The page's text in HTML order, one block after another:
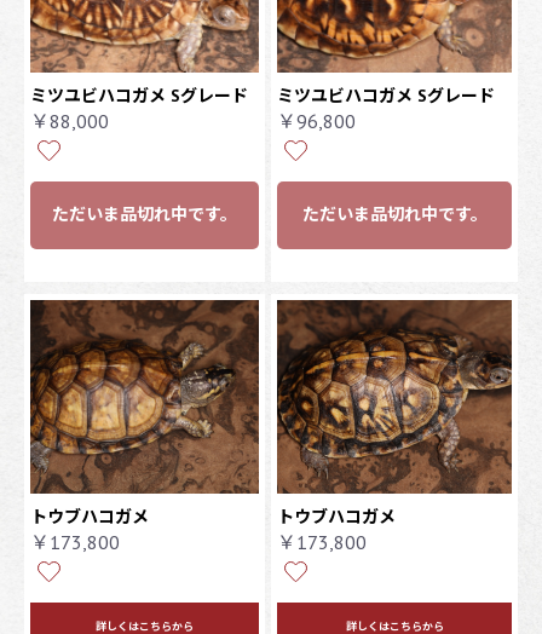
ミツユビハコガメ Sグレード
￥88,000
ただいま品切れ中です。
ミツユビハコガメ Sグレード
￥96,800
ただいま品切れ中です。
トウブハコガメ
￥173,800
詳しくはこちらから
トウブハコガメ
￥173,800
詳しくはこちらから